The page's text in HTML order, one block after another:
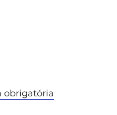
obrigatória